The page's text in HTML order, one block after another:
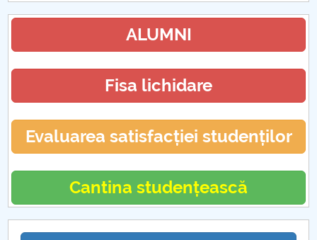
ALUMNI
Fisa lichidare
Evaluarea satisfacției studenților
Cantina studențească